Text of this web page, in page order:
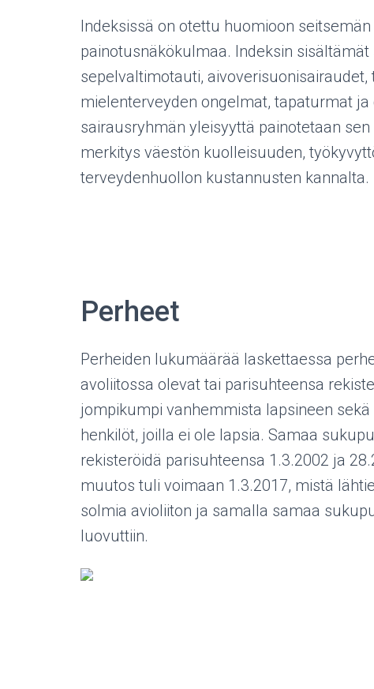
Indeksissä on otettu huomioon
painotusnäkökulmaa. Indeksin
sepelvaltimotauti,
mielenterveyden ongelmat, tapaturmat
sairausryhmän yleisyyttä painotetaan
merkitys väestön kuolleisuuden,
terveydenhuollon kustannusten kannalta.
Perheet
Perheiden lukumäärää laskettaessa
avoliitossa olevat tai parisuhteensa
jompikumpi vanhemmista lapsineen
henkilöt, joilla ei ole lapsia. Samaa
rekisteröidä parisuhteensa 1.3.2002 ja
muutos tuli voimaan 1.3.2017, mistä
solmia avioliiton ja samalla samaa
luovuttiin.